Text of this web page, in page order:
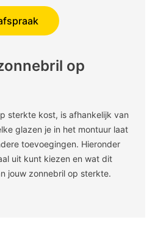
op
sterkte kost, is afhankelijk van
glazen je in het montuur laat
toevoegingen. Hieronder
uit kunt kiezen en wat dit
jouw zonnebril op sterkte.